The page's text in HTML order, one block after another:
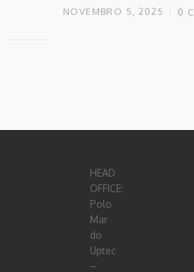
NOVEMBRO 5, 2025 0
HEAD
OFFICE:
Polo
Mar
do
Uptec
–